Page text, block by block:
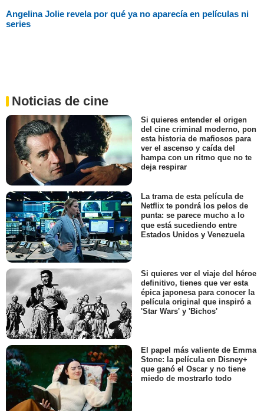
Angelina Jolie revela por qué ya no aparecía en películas ni
series
Noticias de cine
Si quieres entender el origen
del cine criminal moderno, pon
esta historia de mafiosos para
ver el ascenso y caída del
hampa con un ritmo que no te
deja respirar
La trama de esta película de
Netflix te pondrá los pelos de
punta: se parece mucho a lo
que está sucediendo entre
Estados Unidos y Venezuela
Si quieres ver el viaje del héroe
definitivo, tienes que ver esta
épica japonesa para conocer la
película original que inspiró a
'Star Wars' y 'Bichos'
El papel más valiente de Emma
Stone: la película en Disney+
que ganó el Oscar y no tiene
miedo de mostrarlo todo